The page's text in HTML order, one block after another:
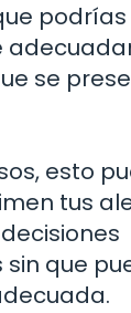
se
esto
tus
que